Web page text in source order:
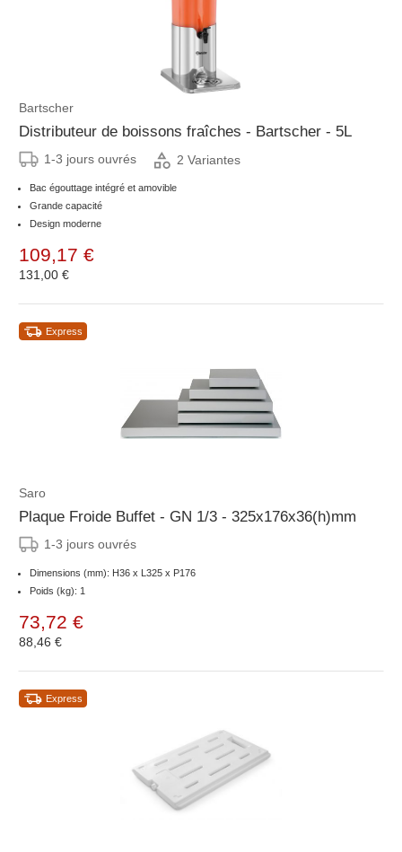
Bartscher
Distributeur de boissons fraîches - Bartscher - 5L
1-3 jours ouvrés 2 Variantes
Bac égouttage intégré et amovible
Grande capacité
Design moderne
109,17 €
131,00 €
Express
Saro
Plaque Froide Buffet - GN 1/3 - 325x176x36(h)mm
1-3 jours ouvrés
Dimensions (mm): H36 x L325 x P176
Poids (kg): 1
73,72 €
88,46 €
Express